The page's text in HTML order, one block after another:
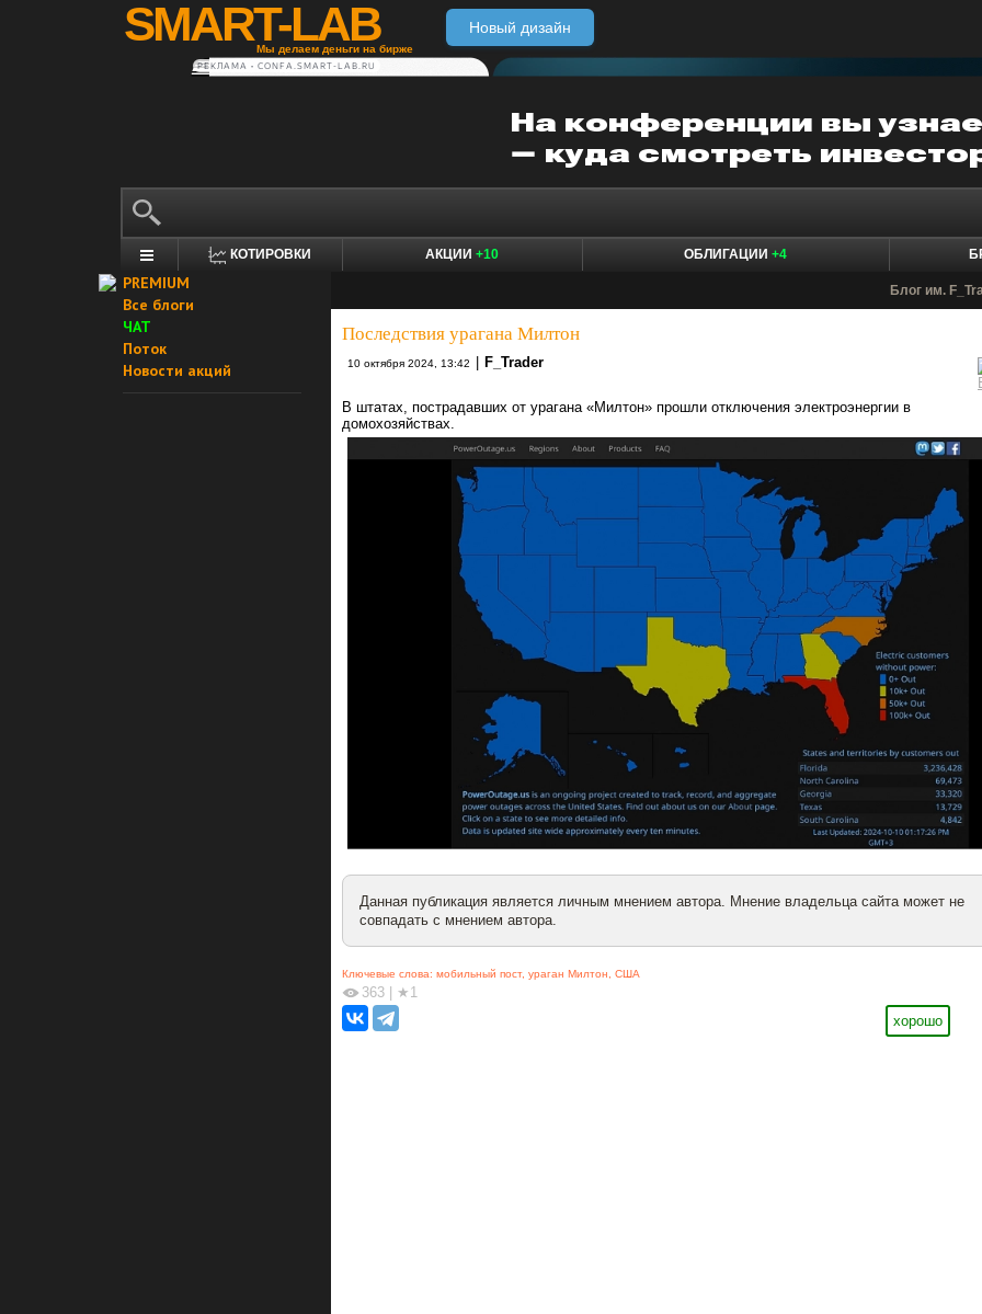
SMART-LAB
Мы делаем деньги на бирже
Новый дизайн
РЕКЛАМА • CONFA.SMART-LAB.RU
КОТИРОВКИ АКЦИИ +10 ОБЛИГАЦИИ +4
PREMIUM
Все блоги
ЧАТ
Поток
Новости акций
Блог им.
Последствия урагана Милтон
10 октября 2024, 13:42 F_Trader
В штатах, пострадавших от урагана «Милтон» прошли отключения электроэнергии в
домохозяйствах.
Данная публикация является личным мнением автора. Мнение владельца сайта может не
совпадать с мнением автора.
Ключевые слова: мобильный пост, ураган Милтон, США
363
★1
хорошо